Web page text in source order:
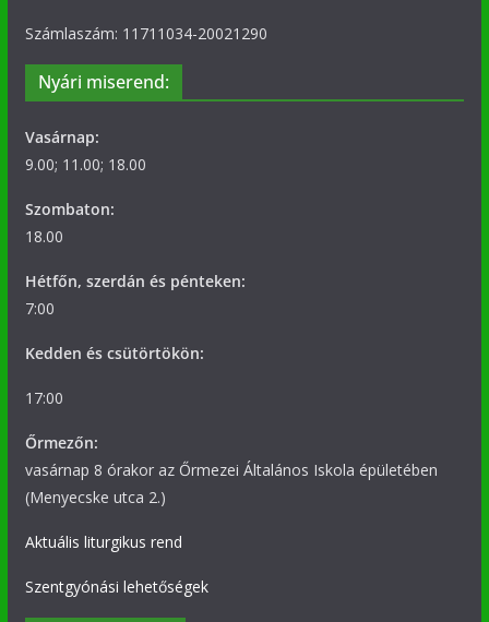
Számlaszám: 11711034-20021290
Nyári miserend:
Vasárnap:
9.00; 11.00; 18.00
Szombaton:
18.00
Hétfőn, szerdán és pénteken:
7:00
Kedden és csütörtökön:
17:00
Őrmezőn:
vasárnap 8 órakor az Őrmezei Általános Iskola épületében
(Menyecske utca 2.)
Aktuális liturgikus rend
Szentgyónási lehetőségek